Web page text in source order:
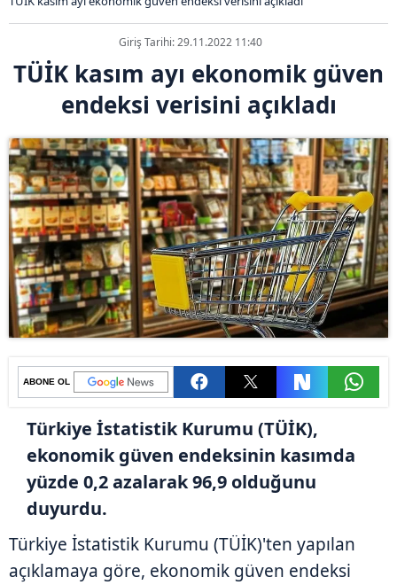
Giriş Tarihi: 29.11.2022 11:40
TÜİK kasım ayı ekonomik güven
endeksi verisini açıkladı
ABONE OL
Türkiye İstatistik Kurumu (TÜİK),
ekonomik güven endeksinin kasımda
yüzde 0,2 azalarak 96,9 olduğunu
duyurdu.
Türkiye İstatistik Kurumu (TÜİK)'ten yapılan
açıklamaya göre, ekonomik güven endeksi